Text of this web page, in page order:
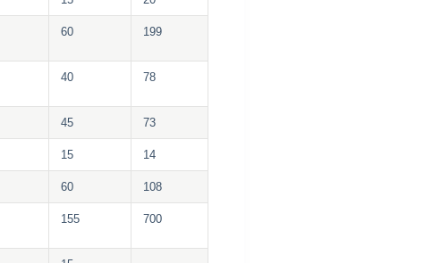
60 199
40 78
45 73
15 14
60 108
155 700